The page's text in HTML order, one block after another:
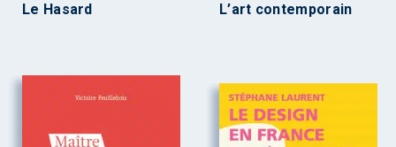
Le Hasard L’art contemporain